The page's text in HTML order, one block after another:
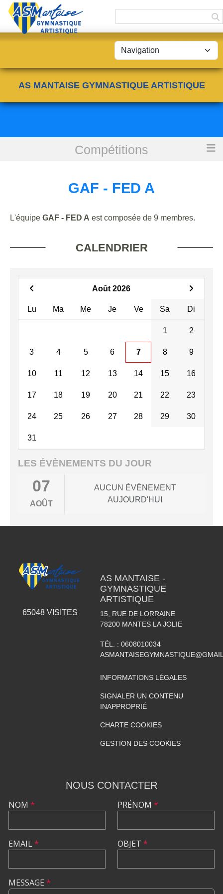
AS MANTAISE GYMNASTIQUE ARTISTIQUE
Compétitions
GAF - FED A
GAF - FED A
L'équipe GAF - FED A est composée de 9 membres.
CALENDRIER
Août 2026
Lu Ma Me Je Ve Sa Di
1 2
3 4 5 6 7 8 9
10 11 12 13 14 15 16
17 18 19 20 21 22 23
24 25 26 27 28 29 30
31
LES ÉVÈNEMENTS DU JOUR
07
AOÛT
AUCUN ÉVÈNEMENT
AUJOURD'HUI
65048VISITES
AS MANTAISE -
GYMNASTIQUE
ARTISTIQUE
15, RUE DE LORRAINE
78200 MANTES LA JOLIE
TÉL. : 0608010034
INFORMATIONS LÉGALES
SIGNALER UN CONTENU
INAPPROPRIÉ
CHARTE COOKIES
GESTION DES COOKIES
NOUS CONTACTER
NOM *
EMAIL*
PRÉNOM *
OBJET *
MESSAGE *
Panneau de gestion des cookies